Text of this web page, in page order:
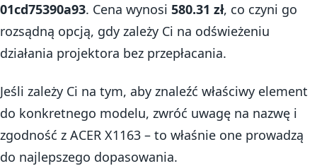
01cd75390a93. Cena wynosi 580.31 zł, co czyni go
rozsądną opcją, gdy zależy Ci na odświeżeniu
działania projektora bez przepłacania.
Jeśli zależy Ci na tym, aby znaleźć właściwy element
do konkretnego modelu, zwróć uwagę na nazwę i
zgodność z ACER X1163 – to właśnie one prowadzą
do najlepszego dopasowania.